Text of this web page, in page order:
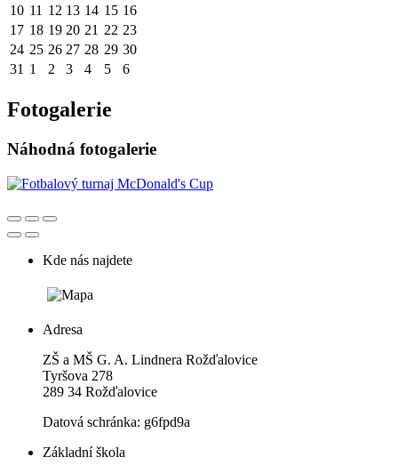
10 11 12 13 14 15 16
17 18 19 20 21 22 23
24 25 26 27 28 29 30
31 1 2 3 4 5 6
Fotogalerie
Náhodná fotogalerie
Kde nás najdete
Adresa
ZŠ a MŠ G. A. Lindnera Rožďalovice
Tyršova 278
289 34 Rožďalovice
Datová schránka: g6fpd9a
Základní škola